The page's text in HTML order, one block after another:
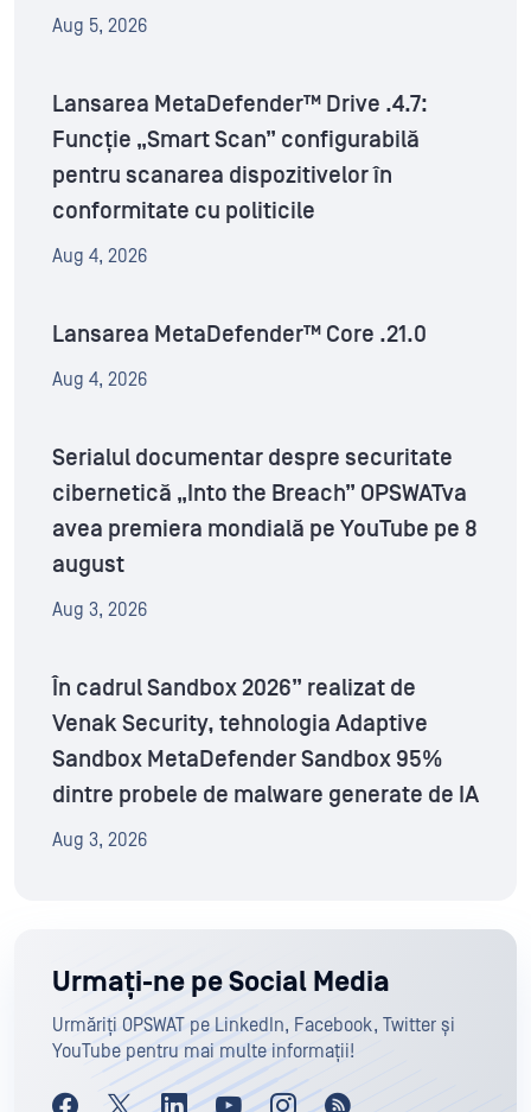
Aug 5, 2026
Lansarea MetaDefender™ Drive .4.7:
Funcție „Smart Scan” configurabilă
pentru scanarea dispozitivelor în
conformitate cu politicile
Aug 4, 2026
Lansarea MetaDefender™ Core .21.0
Aug 4, 2026
Serialul documentar despre securitate
cibernetică „Into the Breach” OPSWATva
avea premiera mondială pe YouTube pe 8
august
Aug 3, 2026
În cadrul Sandbox 2026” realizat de
Venak Security, tehnologia Adaptive
Sandbox MetaDefender Sandbox 95%
dintre probele de malware generate de IA
Aug 3, 2026
Urmați-ne pe Social Media
Urmăriți OPSWAT pe LinkedIn, Facebook, Twitter și
YouTube pentru mai multe informații!